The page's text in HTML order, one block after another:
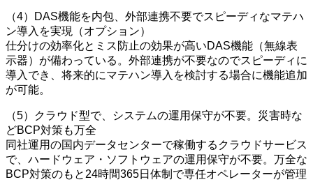
（4）DAS機能を内包、外部連携不要でスピーディなマテハ
ン導入を実現（オプション）
仕分けの効率化とミス防止の効果が高いDAS機能（無線表
示器）が備わっている。外部連携が不要なのでスピーディに
導入でき、将来的にマテハン導入を検討する場合に機能追加
が可能。
（5）クラウド型で、システムの運用保守が不要。災害時な
どBCP対策も万全
同社運用の国内データセンターで稼働するクラウドサービス
で、ハードウェア・ソフトウェアの運用保守が不要。万全な
BCP対策のもと24時間365日体制で専任オペレーターが管理